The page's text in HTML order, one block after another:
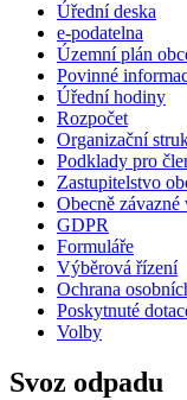
Úřední deska
e-podatelna
Územní plán
Povinné
Úřední hodiny
Rozpočet
Organizační
Podklady pro
Zastupitelstvo
Obecně
GDPR
Formuláře
Výběrová řízení
Ochrana
Poskytnuté
Volby
Svoz odpadu